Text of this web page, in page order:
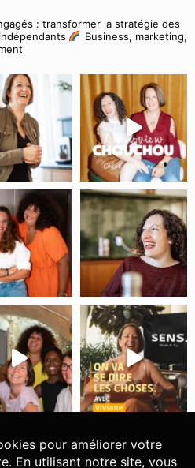
: transformer la stratégie des
Business, marketing,
sur Instagram